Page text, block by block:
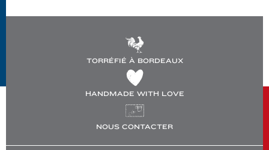
TORRÉFIÉ À BORDEAUX
HANDMADE WITH LOVE
NOUS CONTACTER